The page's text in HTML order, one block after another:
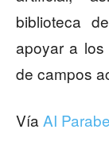
biblioteca
apoyar a
de campos
Vía AI